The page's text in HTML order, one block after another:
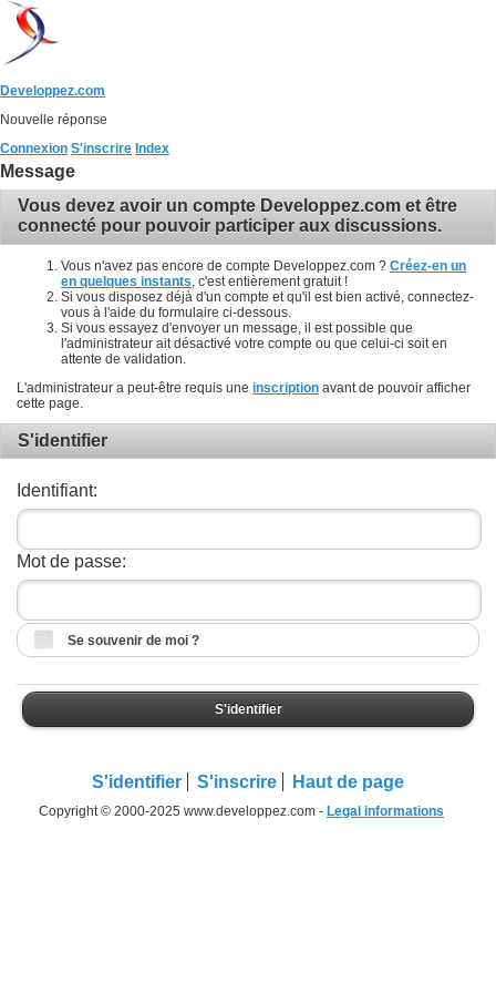
Developpez.com
Nouvelle réponse
Connexion S'inscrire Index
Message
Vous devez avoir un compte Developpez.com et être
connecté pour pouvoir participer aux discussions.
Vous n'avez pas encore de compte Developpez.com ? Créez-en un
en quelques instants , c'est entièrement gratuit !
Si vous disposez déjà d'un compte et qu'il est bien activé, connectez-
vous à l'aide du formulaire ci-dessous.
Si vous essayez d'envoyer un message, il est possible que
l'administrateur ait désactivé votre compte ou que celui-ci soit en
attente de validation.
L'administrateur a peut-être requis une inscription avant de pouvoir afficher
cette page.
S'identifier
Identifiant:
Mot de passe:
Se souvenir de moi ?
S'identifier
S'identifier S'inscrire Haut de page
Copyright © 2000-2025 www.developpez.com - Legal informations